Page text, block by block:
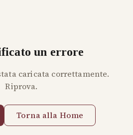
un errore
caricata correttamente.
Riprova.
Torna alla Home